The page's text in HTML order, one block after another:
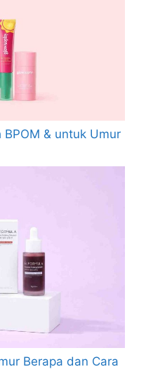
& untuk Umur
Berapa dan Cara